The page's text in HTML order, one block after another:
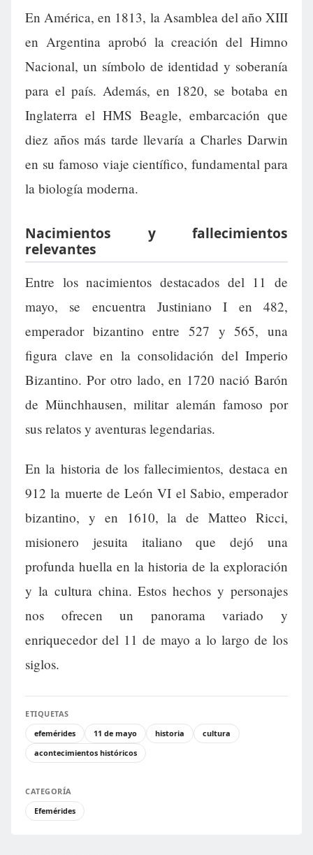
En América, en 1813, la Asamblea del año XIII
en Argentina aprobó la creación del Himno
Nacional, un símbolo de identidad y soberanía
para el país. Además, en 1820, se botaba en
Inglaterra el HMS Beagle, embarcación que
diez años más tarde llevaría a Charles Darwin
en su famoso viaje científico, fundamental para
la biología moderna.
Nacimientos y fallecimientos
relevantes
Entre los nacimientos destacados del 11 de
mayo, se encuentra Justiniano I en 482,
emperador bizantino entre 527 y 565, una
figura clave en la consolidación del Imperio
Bizantino. Por otro lado, en 1720 nació Barón
de Münchhausen, militar alemán famoso por
sus relatos y aventuras legendarias.
En la historia de los fallecimientos, destaca en
912 la muerte de León VI el Sabio, emperador
bizantino, y en 1610, la de Matteo Ricci,
misionero jesuita italiano que dejó una
profunda huella en la historia de la exploración
y la cultura china. Estos hechos y personajes
nos ofrecen un panorama variado y
enriquecedor del 11 de mayo a lo largo de los
siglos.
ETIQUETAS
efemérides
11 de mayo historia
cultura
acontecimientos históricos
CATEGORÍA
Efemérides